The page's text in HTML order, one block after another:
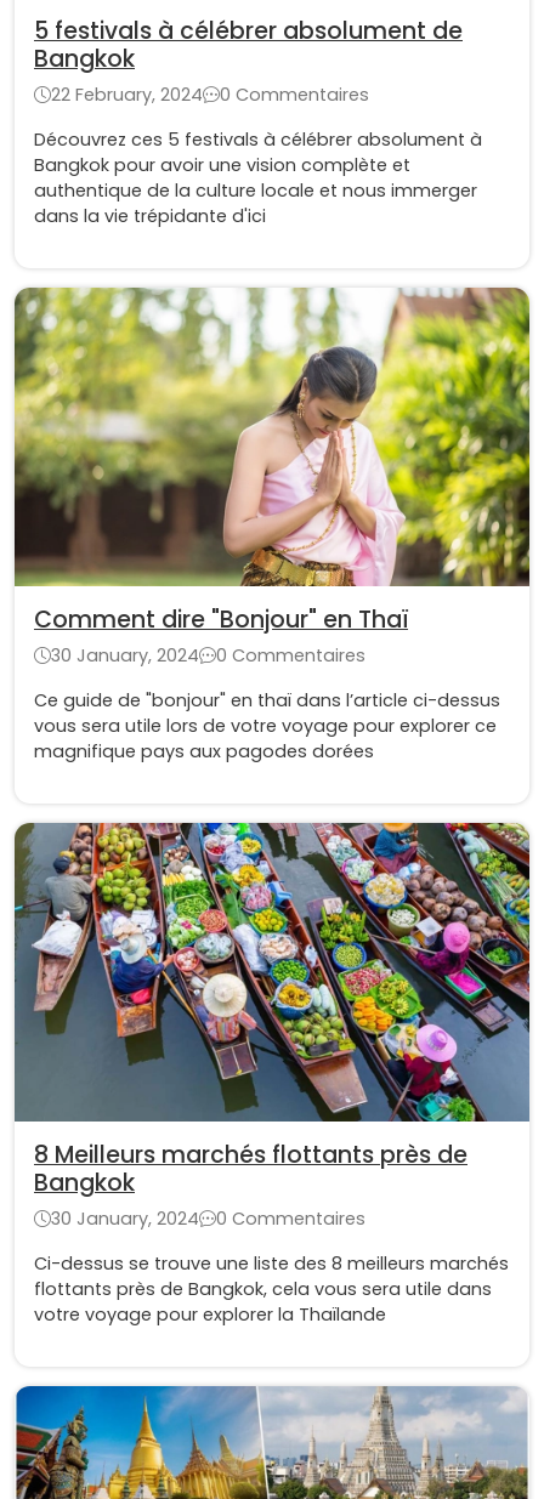
5 festivals à célébrer absolument de
Bangkok
22 February, 2024
0 Commentaires
Découvrez ces 5 festivals à célébrer absolument à
Bangkok pour avoir une vision complète et
authentique de la culture locale et nous immerger
dans la vie trépidante d'ici
Comment dire "Bonjour" en Thaï
30 January, 2024
0 Commentaires
Ce guide de "bonjour" en thaï dans l’article ci-dessus
vous sera utile lors de votre voyage pour explorer ce
magnifique pays aux pagodes dorées
8 Meilleurs marchés flottants près de
Bangkok
30 January, 2024
0 Commentaires
Ci-dessus se trouve une liste des 8 meilleurs marchés
flottants près de Bangkok, cela vous sera utile dans
votre voyage pour explorer la Thaïlande